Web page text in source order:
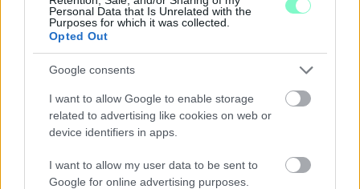
Personal Data that Is Unrelated with the
Purposes for which it was collected.
Opted Out
Google consents
I want to allow Google to enable storage
related to advertising like cookies on web or
device identifiers in apps.
I want to allow my user data to be sent to
Google for online advertising purposes.
ISKOLAKEZDÉSI TÁMOGATÁS, AMIT NEM KELL KÜLÖN
IGÉNYELNI
Az első 50 ezer forintot még a tanévkezdés előtt folyósítja a
Magyar Államkincstár, a második részlet novemberben, utalvány
formájában érkezik.